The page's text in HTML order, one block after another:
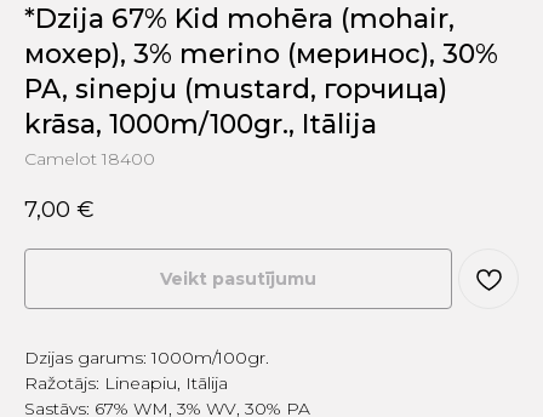
*Dzija 67% Kid mohēra (mohair,
мохер), 3% merino (меринос), 30%
PA, sinepju (mustard, горчица)
krāsa, 1000m/100gr., Itālija
Camelot 18400
7,00 €
Veikt pasutījumu
Dzijas garums: 1000m/100gr.
Ražotājs: Lineapiu, Itālija
Sastāvs: 67% WM, 3% WV, 30% PA